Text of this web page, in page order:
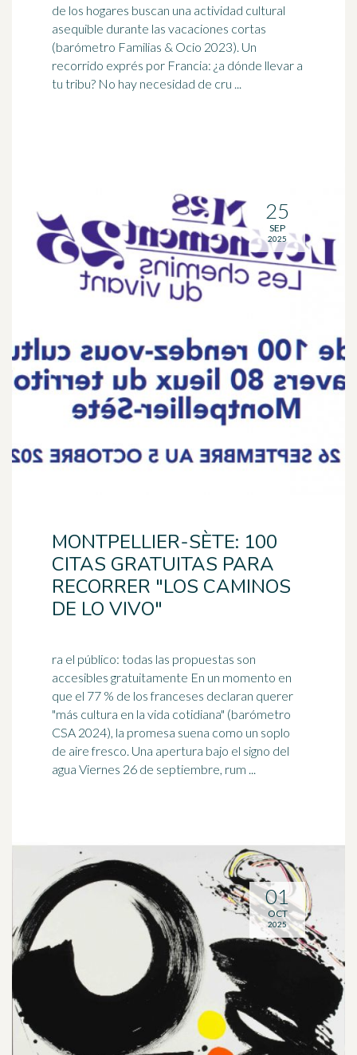
de los hogares buscan una actividad cultural
asequible durante las vacaciones cortas
(barómetro Familias & Ocio 2023). Un
recorrido exprés por Francia: ¿a dónde llevar a
tu tribu? No hay necesidad de cru ...
MONTPELLIER-SÈTE: 100
CITAS GRATUITAS PARA
RECORRER "LOS CAMINOS
DE LO VIVO"
ra el público: todas las propuestas son
accesibles gratuitamente En un momento en
que el 77 % de los franceses declaran querer
"más cultura en la vida cotidiana" (barómetro
CSA 2024), la promesa suena como un soplo
de aire fresco. Una apertura bajo el signo del
agua Viernes 26 de septiembre, rum ...
25
SEP
2025
01
OCT
2025